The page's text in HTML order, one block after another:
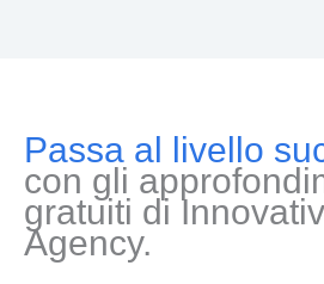
Passa al livello
con gli
gratuiti di
Agency.